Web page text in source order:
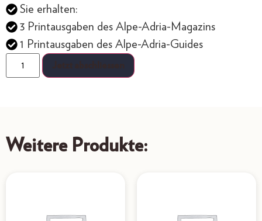
Sie erhalten:
3 Printausgaben des Alpe-Adria-Magazins
1 Printausgaben des Alpe-Adria-Guides
Weitere Produkte: